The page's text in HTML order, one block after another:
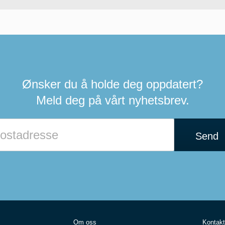
Ønsker du å holde deg oppdatert?
Meld deg på vårt nyhetsbrev.
Send
Om oss Kontakt